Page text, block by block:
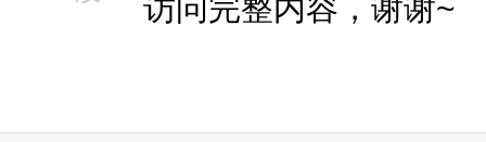
访问完整内容，谢谢~